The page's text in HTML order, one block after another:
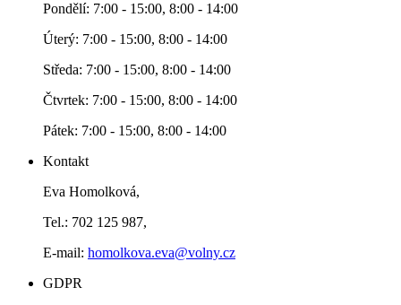
Pondělí: 7:00 - 15:00, 8:00 - 14:00
Úterý: 7:00 - 15:00, 8:00 - 14:00
Středa: 7:00 - 15:00, 8:00 - 14:00
Čtvrtek: 7:00 - 15:00, 8:00 - 14:00
Pátek: 7:00 - 15:00, 8:00 - 14:00
Kontakt
Eva Homolková,
Tel.: 702 125 987,
E-mail: homolkova.eva@volny.cz
GDPR